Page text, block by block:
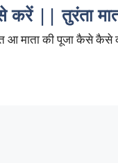
|| तुरंता
आ माता की पूजा कैसे